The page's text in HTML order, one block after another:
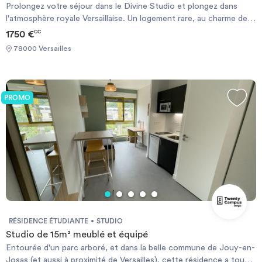
Prolongez votre séjour dans le Divine Studio et plongez dans
l'atmosphère royale Versaillaise. Un logement rare, au charme de
l'ancien, avec de magnifiques poutres apparentes et une
délicieuse montée d'escalier décorée avec soin. Idéalement situé
au pied du château, vous pourrez profiter de véritables instants,
restaurants du quartier. La gare de Versailles Rive Gauche, à 750m
vous permettra de rejoindre Paris rapidement. Le logement
Magnifique studio de 19m² dans le plus pur style Versaillais.
Élégant et cosy. Entièrement rénové, ses poutres apparentes
vous offrent un espace cocooning très agréable. Logement sous
comble atypique et lumineux avec une vue dégagée. Salle de bain
élégante & toilettes séparées.
1750 €CC
78000 Versailles
PROMO
RÉSIDENCE ÉTUDIANTE STUDIO
Studio de 15m² meublé et équipé
Entourée d'un parc arboré, et dans la belle commune de Jouy-en-
Josas (et aussi à proximité de Versailles), cette résidence a tous